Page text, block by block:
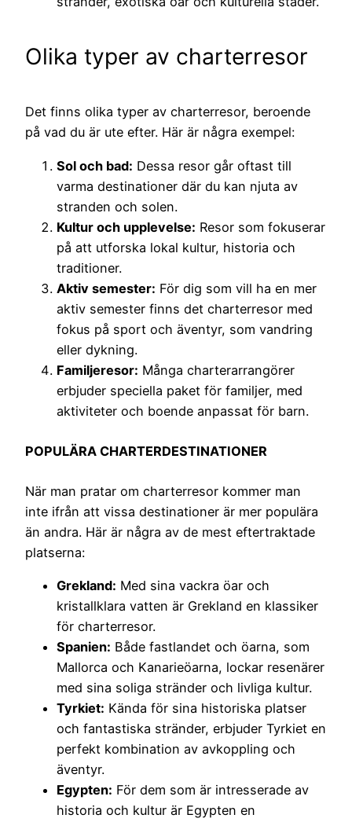
Olika typer av charterresor
Det finns olika typer av charterresor, beroende
på vad du är ute efter. Här är några exempel:
Sol och bad: Dessa resor går oftast till
varma destinationer där du kan njuta av
stranden och solen.
Kultur och upplevelse: Resor som fokuserar
på att utforska lokal kultur, historia och
traditioner.
Aktiv semester: För dig som vill ha en mer
aktiv semester finns det charterresor med
fokus på sport och äventyr, som vandring
eller dykning.
Familjeresor: Många charterarrangörer
erbjuder speciella paket för familjer, med
aktiviteter och boende anpassat för barn.
POPULÄRA CHARTERDESTINATIONER
När man pratar om charterresor kommer man
inte ifrån att vissa destinationer är mer populära
än andra. Här är några av de mest eftertraktade
platserna:
Grekland: Med sina vackra öar och
kristallklara vatten är Grekland en klassiker
för charterresor.
Spanien: Både fastlandet och öarna, som
Mallorca och Kanarieöarna, lockar resenärer
med sina soliga stränder och livliga kultur.
Tyrkiet: Kända för sina historiska platser
och fantastiska stränder, erbjuder Tyrkiet en
perfekt kombination av avkoppling och
äventyr.
Egypten: För dem som är intresserade av
historia och kultur är Egypten en